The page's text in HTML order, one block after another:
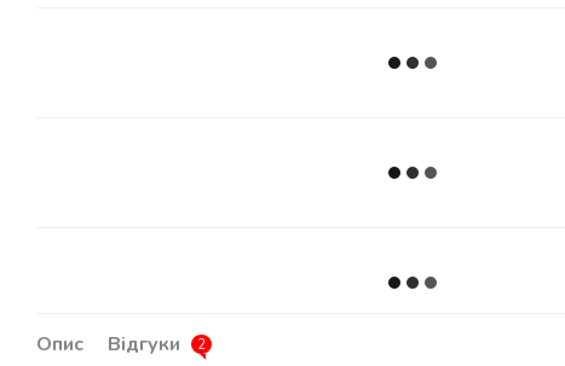
Опис Відгуки 2